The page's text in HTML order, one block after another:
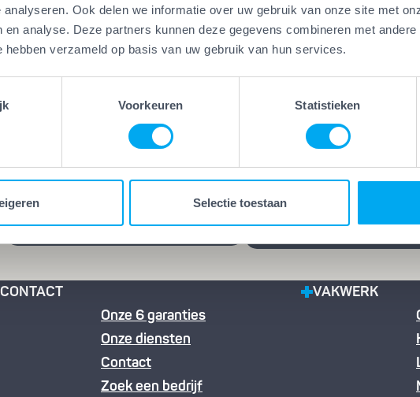
Ook delen we informatie over uw gebruik van onze site met
en analyse. Deze partners kunnen deze gegevens combineren met
hebben verzameld op basis van uw gebruik van hun services.
Voorkeuren Statistieken
Selectie toestaan
Vakwerk Plus
Bekwaamheidsgarantie
Bij Vakwerk Plus-bedrijven werken
mensen die hun vak verstaan.
Opgeleid, gecertificeerd en/of
vele jaren praktijkervaring. Geen
praatjes, maar bewezen
vakmanschap.
Vakwerk Plus
Kwaliteitsgarantie
Vakwerk Plus-bedrijven
leveren kwaliteit die blijft.
jarenlange garantie op het
werk kies je voor rust en
zekerheid. Want goed
blijft goed, ook lang nadat
klus is afgerond.
CONTACT
VAKWERK
Onze 6 garanties
Onze diensten
Contact
Zoek een bedrijf